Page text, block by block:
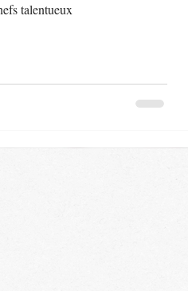
talentueux